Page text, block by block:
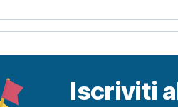
Iscriviti